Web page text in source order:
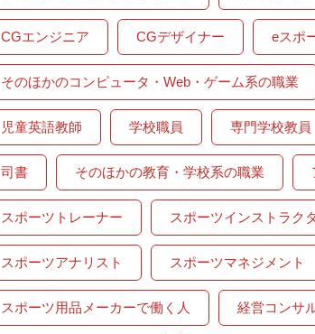
CGエンジニア CGデザイナー eスポ
そのほかのコンピュータ・Web・ゲーム系の職業
児童英語教師 学校職員 専門学校教員
司書 そのほかの教育・学校系の職業
スポーツトレーナー スポーツインストラク
スポーツアナリスト スポーツマネジメント
スポーツ用品メーカーで働く人 経営コンサ